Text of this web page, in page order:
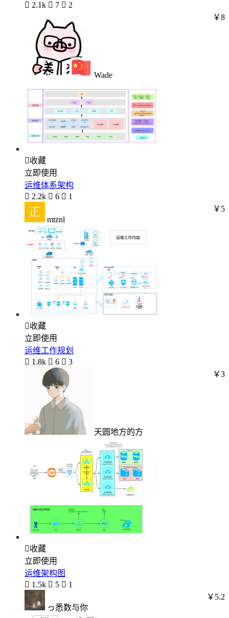
 2.1k  7  2
Wade
￥8
收藏
立即使用
运维体系架构
 2.2k  6  1
mtznl
￥5
收藏
立即使用
运维工作规划
 1.8k  6  3
天圆地方的方
￥3
收藏
立即使用
运维架构图
 1.5k  5  1
っ悉数与你
￥5.2